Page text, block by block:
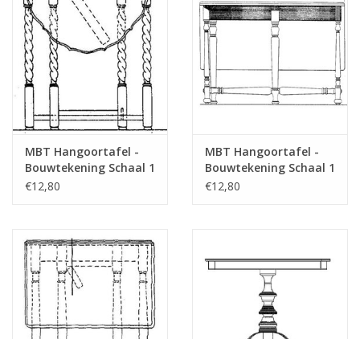
für Preise von "Lakerveldtekeningen" sehe
das Vorwort
Opmerkingen
MBT Hangoortafel -
Bouwtekening Schaal 1
: N/A (45.42.009)
€12,80
MBT Hangoortafel -
Bouwtekening Schaal 1
: N/A (45.42.010)
€12,80